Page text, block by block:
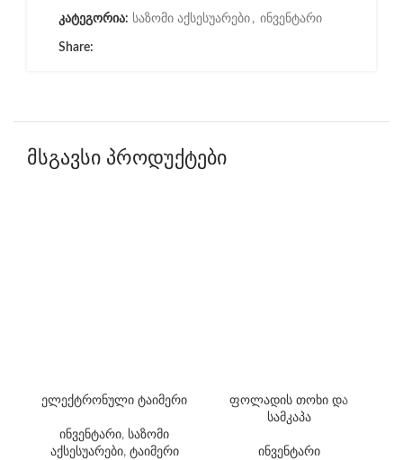
კატეგორია: საზომი აქსესუარები , ინვენტარი
Share:
მსგავსი პროდუქტები
ელექტრონული ტაიმერი
ინვენტარი, საზომი
აქსესუარები, ტაიმერი
ფოლადის თოხი და
სამკაპა
ინვენტარი